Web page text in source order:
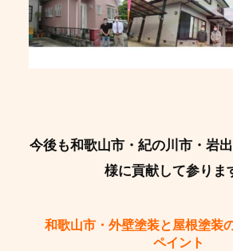
今後も和歌山市・紀の川市・岩
様に貢献して参りま
和歌山市・外壁塗装と屋根塗装
ペイント